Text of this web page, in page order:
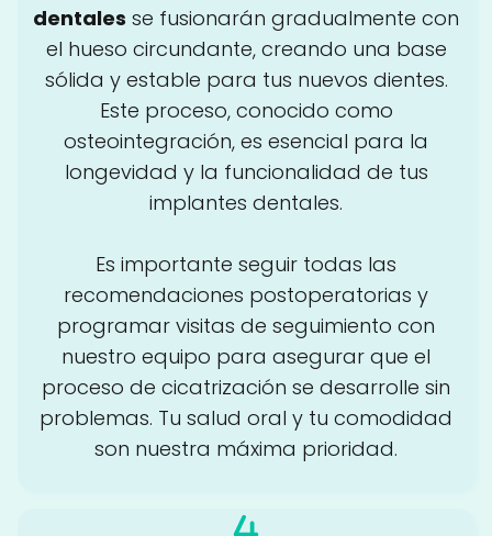
dentales se fusionarán gradualmente con
el hueso circundante, creando una base
sólida y estable para tus nuevos dientes.
Este proceso, conocido como
osteointegración, es esencial para la
longevidad y la funcionalidad de tus
implantes dentales.
Es importante seguir todas las
recomendaciones postoperatorias y
programar visitas de seguimiento con
nuestro equipo para asegurar que el
proceso de cicatrización se desarrolle sin
problemas. Tu salud oral y tu comodidad
son nuestra máxima prioridad.